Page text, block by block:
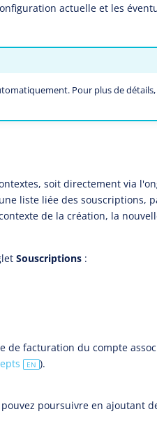
actuelle et les
Pour plus de
soit directement via
liste liée des souscriptions,
de la création, la
Souscriptions :
de facturation du compte
EN ).
poursuivre en ajoutant